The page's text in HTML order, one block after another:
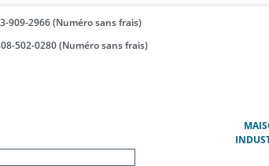
909-2966 (Numéro sans frais)
502-0280 (Numéro sans frais)